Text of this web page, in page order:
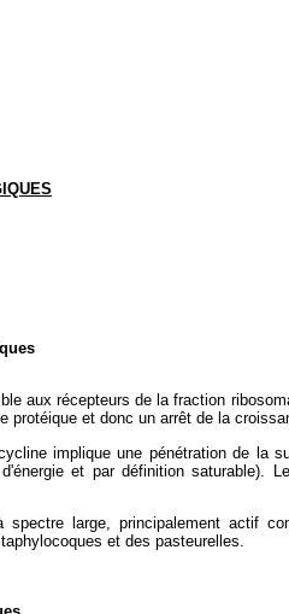
aux récepteurs de la fraction
protéique et donc un arrêt de la
implique une pénétration de la
et par définition
spectre large, principalement actif
et des pasteurelles.